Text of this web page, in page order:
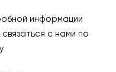
информации
с нами по